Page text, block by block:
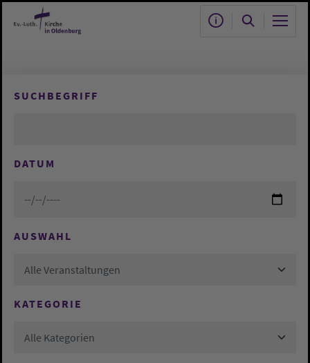
Zum Hauptinhalt springen
SUCHBEGRIFF
DATUM
AUSWAHL
Alle Veranstaltungen
KATEGORIE
Alle Kategorien